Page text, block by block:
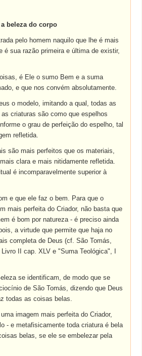
beleza do corpo
pelo homem naquilo que lhe é mais
é sua razão primeira e última de existir,
é Ele o sumo Bem e a suma
e que nos convém absolutamente.
o modelo, imitando a qual, todas as
criaturas são como que espelhos
o grau de perfeição do espelho, tal
refletida.
são mais perfeitos que os materiais,
clara e mais nitidamente refletida.
é incomparavelmente superior à
e que ele faz o bem. Para que o
mais perfeita do Criador, não basta que
é bom por natureza - é preciso ainda
a virtude que permite que haja no
completa de Deus (cf. São Tomás,
II cap. XLV e "Suma Teológica", I
se identificam, de modo que se
de São Tomás, dizendo que Deus
todas as coisas belas.
imagem mais perfeita do Criador,
- e metafisicamente toda criatura é bela
belas, se ele se embelezar pela